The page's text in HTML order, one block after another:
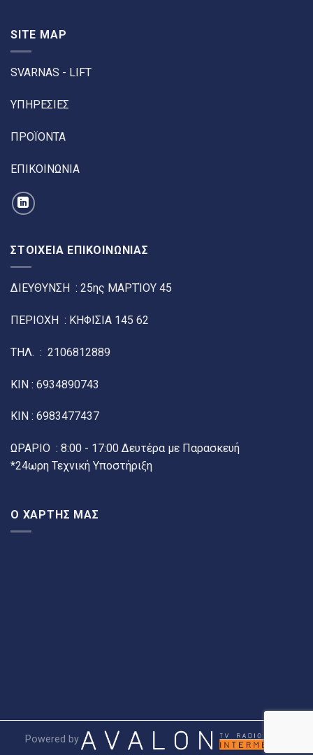
SITE MAP
SVARNAS - LIFT
ΥΠΗΡΕΣΙΕΣ
ΠΡΟΪΟΝΤΑ
ΕΠΙΚΟΙΝΩΝΙΑ
ΣΤΟΙΧΕΙΑ ΕΠΙΚΟΙΝΩΝΙΑΣ
ΔΙΕΥΘΥΝΣΗ : 25ης ΜΑΡΤΊΟΥ 45
ΠΕΡΙΟΧΗ : ΚΗΦΙΣΙΑ 145 62
ΤΗΛ. : 2106812889
ΚΙΝ : 6934890743
ΚΙΝ : 6983477437
ΩΡΑΡΙΟ : 8:00 - 17:00 Δευτέρα με Παρασκευή
*24ωρη Τεχνική Υποστήριξη
Ο ΧΑΡΤΗΣ ΜΑΣ
Powered by